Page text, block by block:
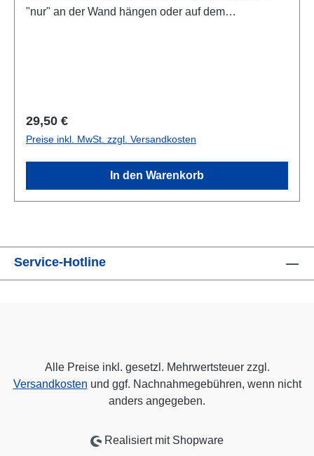
"nur" an der Wand hängen oder auf dem
Motive entstanden zusammen mit Fotograf Mario
Diener. Dank der Unterstützung durch Display &
Druck-Service GmbH kommt der Erlös des
Kalenderverkaufs zu 100 Prozent den
Regulärer Preis:
29,50 €
Preise inkl. MwSt. zzgl. Versandkosten
In den Warenkorb
Service-Hotline
Alle Preise inkl. gesetzl. Mehrwertsteuer zzgl.
Versandkosten und ggf. Nachnahmegebühren, wenn nicht
anders angegeben.
Realisiert mit Shopware